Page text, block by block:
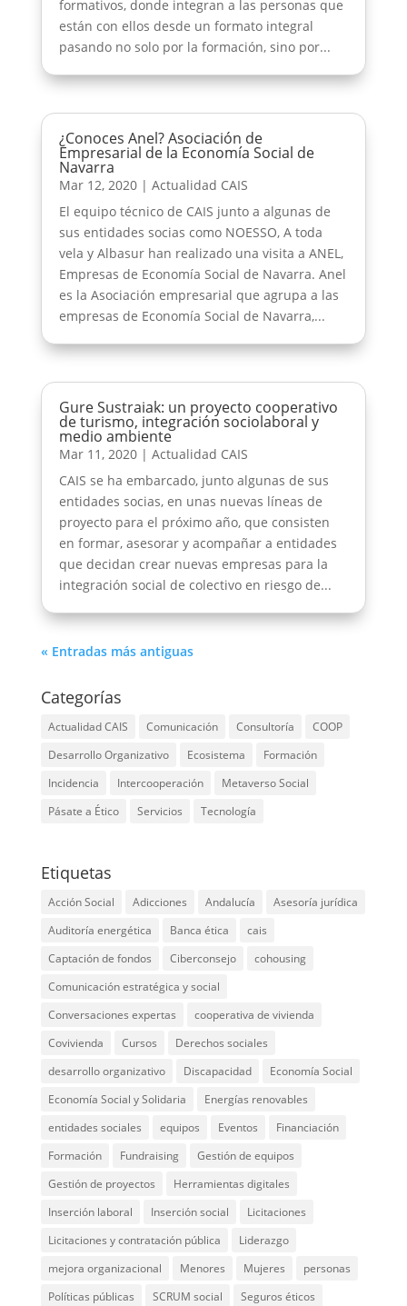
formativos, donde integran a las personas que
están con ellos desde un formato integral
pasando no solo por la formación, sino por...
¿Conoces Anel? Asociación de
Empresarial de la Economía Social de
Navarra
Mar 12, 2020| Actualidad CAIS
El equipo técnico de CAIS junto a algunas de
sus entidades socias como NOESSO, A toda
vela y Albasur han realizado una visita a ANEL,
Empresas de Economía Social de Navarra. Anel
es la Asociación empresarial que agrupa a las
empresas de Economía Social de Navarra,...
Gure Sustraiak: un proyecto cooperativo
de turismo, integración sociolaboral y
medio ambiente
Mar 11, 2020| Actualidad CAIS
CAIS se ha embarcado, junto algunas de sus
entidades socias, en unas nuevas líneas de
proyecto para el próximo año, que consisten
en formar, asesorar y acompañar a entidades
que decidan crear nuevas empresas para la
integración social de colectivo en riesgo de...
« Entradas más antiguas
Categorías
Actualidad CAIS Comunicación Consultoría
COOP
Desarrollo Organizativo
Ecosistema
Formación
Incidencia
Intercooperación
Metaverso Social
Pásate a Ético
Servicios Tecnología
Etiquetas
Acción Social Adicciones Andalucía
Asesoría jurídica
Auditoría energética
Banca ética
cais
Captación de fondos
Ciberconsejo
cohousing
Comunicación estratégica y social
Conversaciones expertas
cooperativa de vivienda
Covivienda
Cursos
Derechos sociales
desarrollo organizativo
Discapacidad
Economía Social
Economía Social y Solidaria
Energías renovables
entidades sociales
equipos Eventos
Financiación
Formación
Fundraising
Gestión de equipos
Gestión de proyectos
Herramientas digitales
Inserción laboral
Inserción social
Licitaciones
Licitaciones y contratación pública
Liderazgo
mejora organizacional
Menores Mujeres
personas
Políticas públicas
SCRUM social
Seguros éticos